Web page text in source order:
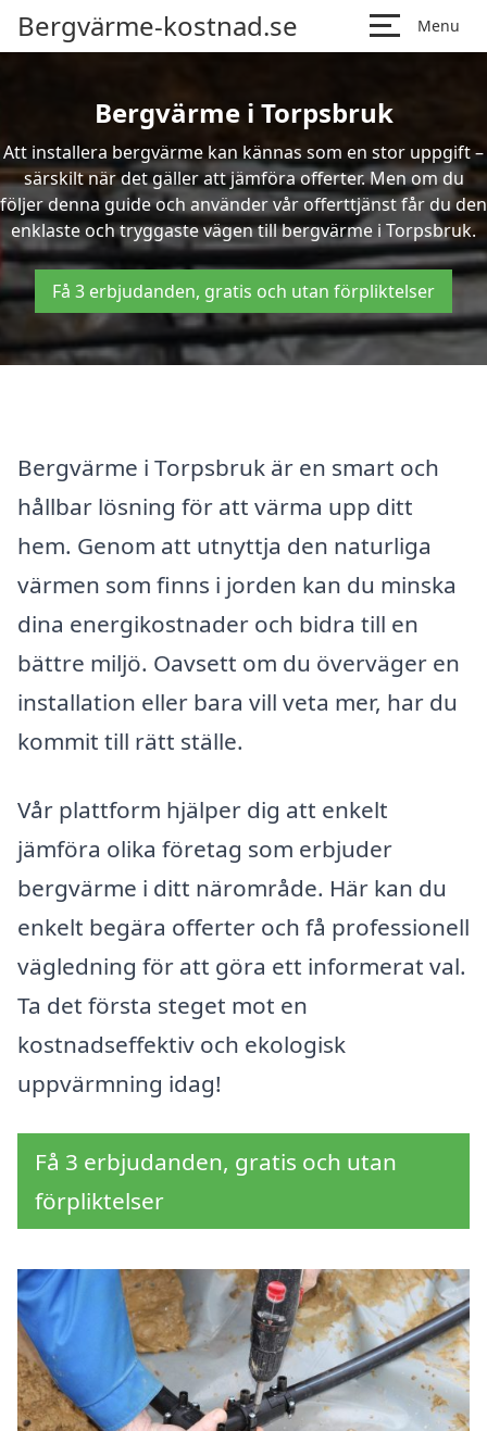
Bergvärme-kostnad.se Menu
Bergvärme i Torpsbruk
Att installera bergvärme kan kännas som en stor uppgift –
särskilt när det gäller att jämföra offerter. Men om du
följer denna guide och använder vår offerttjänst får du den
enklaste och tryggaste vägen till bergvärme i Torpsbruk.
Få 3 erbjudanden, gratis och utan förpliktelser
Bergvärme i Torpsbruk är en smart och
hållbar lösning för att värma upp ditt
hem. Genom att utnyttja den naturliga
värmen som finns i jorden kan du minska
dina energikostnader och bidra till en
bättre miljö. Oavsett om du överväger en
installation eller bara vill veta mer, har du
kommit till rätt ställe.
Vår plattform hjälper dig att enkelt
jämföra olika företag som erbjuder
bergvärme i ditt närområde. Här kan du
enkelt begära offerter och få professionell
vägledning för att göra ett informerat val.
Ta det första steget mot en
kostnadseffektiv och ekologisk
uppvärmning idag!
Få 3 erbjudanden, gratis och utan
förpliktelser